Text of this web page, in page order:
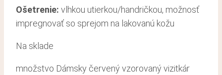
Ošetrenie: vlhkou utierkou/handričkou, možnosť
impregnovať so sprejom na lakovanú kožu
Na sklade
množstvo Dámsky červený vzorovaný vizitkár